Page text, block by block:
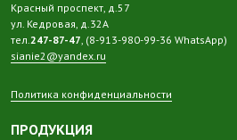
Красный проспект, д.57
ул. Кедровая, д.32А
тел.247-87-47, (8-913-980-99-36 WhatsApp)
sianie2@yandex.ru
Политика конфиденциальности
ПРОДУКЦИЯ